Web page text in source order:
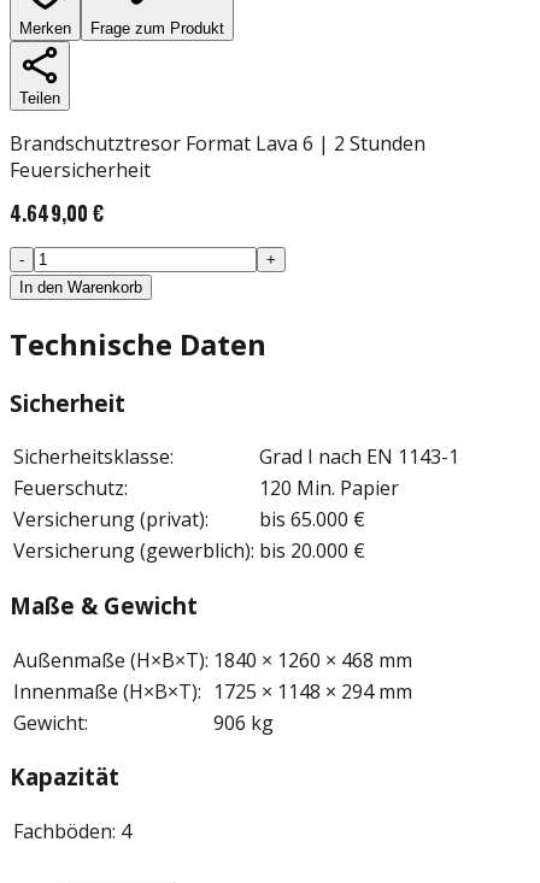
Merken Frage zum Produkt
Teilen
Brandschutztresor Format Lava 6 | 2 Stunden
Feuersicherheit
4.649,00 €
-
+
In den Warenkorb
Technische Daten
Sicherheit
Sicherheitsklasse:
Grad I nach EN 1143-1
Feuerschutz:
120 Min. Papier
Versicherung (privat):
bis 65.000 €
Versicherung (gewerblich): bis 20.000 €
Maße & Gewicht
Außenmaße (H×B×T): 1840 × 1260 × 468 mm
Innenmaße (H×B×T): 1725 × 1148 × 294 mm
Gewicht: 906 kg
Kapazität
Fachböden: 4